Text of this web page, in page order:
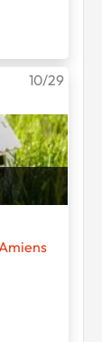
10/29